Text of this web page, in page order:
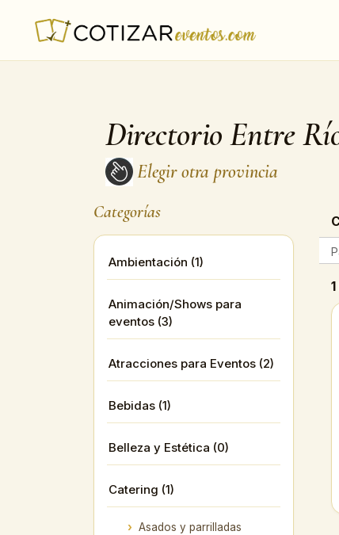
Directorio Entre
Elegir otra provincia
Categorías
Ambientación (1)
Animación/Shows para
eventos (3)
Atracciones para Eventos (2)
Bebidas (1)
Belleza y Estética (0)
Catering (1)
Asados y parrilladas